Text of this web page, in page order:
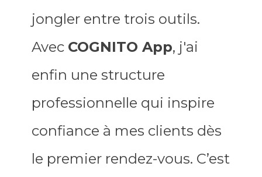
jongler entre trois outils.
Avec COGNITO App, j'ai
enfin une structure
professionnelle qui inspire
confiance à mes clients dès
le premier rendez-vous. C’est